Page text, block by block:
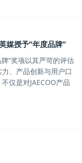
媒授予“年度品牌”
”奖项以其严苛的评估
、产品创新与用户口
仅是对JAECOO产品